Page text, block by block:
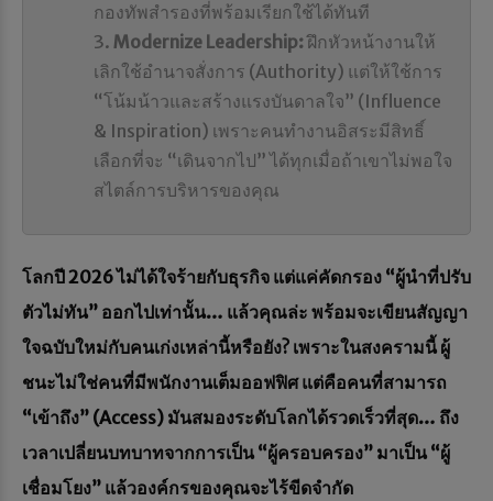
กองทัพสำรองที่พร้อมเรียกใช้ได้ทันที
Modernize Leadership:ฝึกหัวหน้างานให้
เลิกใช้อำนาจสั่งการ (Authority) แต่ให้ใช้การ
“โน้มน้าวและสร้างแรงบันดาลใจ” (Influence
& Inspiration) เพราะคนทำงานอิสระมีสิทธิ์
เลือกที่จะ “เดินจากไป” ได้ทุกเมื่อถ้าเขาไม่พอใจ
สไตล์การบริหารของคุณ
โลกปี 2026 ไม่ได้ใจร้ายกับธุรกิจ แต่แค่คัดกรอง “ผู้นำที่ปรับ
ตัวไม่ทัน” ออกไปเท่านั้น… แล้วคุณล่ะ พร้อมจะเขียนสัญญา
ใจฉบับใหม่กับคนเก่งเหล่านี้หรือยัง? เพราะในสงครามนี้ ผู้
ชนะไม่ใช่คนที่มีพนักงานเต็มออฟฟิศ แต่คือคนที่สามารถ
“เข้าถึง” (Access) มันสมองระดับโลกได้รวดเร็วที่สุด… ถึง
เวลาเปลี่ยนบทบาทจากการเป็น “ผู้ครอบครอง” มาเป็น “ผู้
เชื่อมโยง” แล้วองค์กรของคุณจะไร้ขีดจำกัด